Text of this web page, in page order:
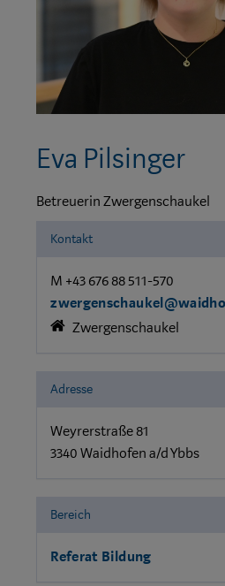
Eva Pilsinger
Betreuerin Zwergenschaukel
Kontakt
M +43 676 88 511-570
Zwergenschaukel
Adresse
Weyrerstraße 81
3340 Waidhofen a/d Ybbs
Bereich
Referat Bildung